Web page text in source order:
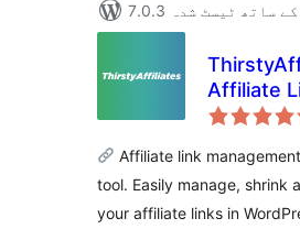
7.0.3 کے ساتھ ٹیسٹ شدہ
Affiliate
Affiliate link
tool. Easily manage, shrink
your affiliate links in